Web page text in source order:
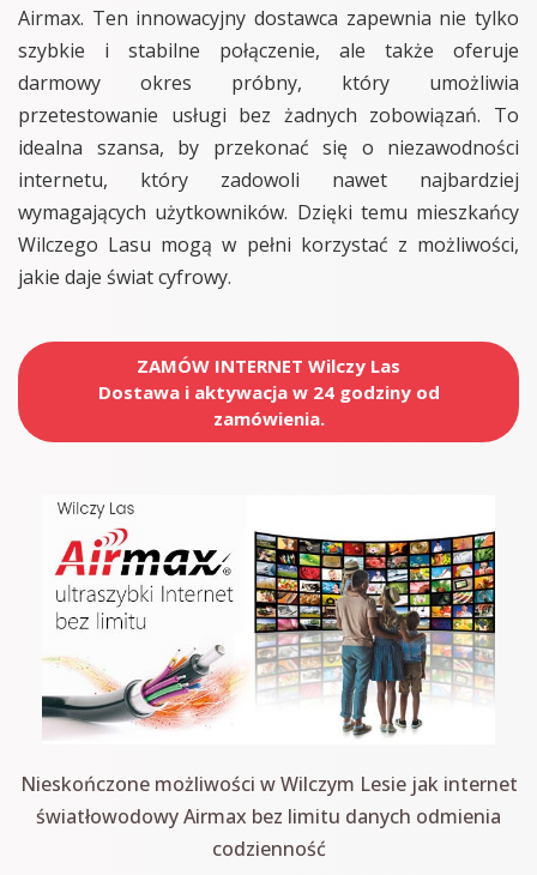
Airmax. Ten innowacyjny dostawca zapewnia nie tylko
szybkie i stabilne połączenie, ale także oferuje
darmowy okres próbny, który umożliwia
przetestowanie usługi bez żadnych zobowiązań. To
idealna szansa, by przekonać się o niezawodności
internetu, który zadowoli nawet najbardziej
wymagających użytkowników. Dzięki temu mieszkańcy
Wilczego Lasu mogą w pełni korzystać z możliwości,
jakie daje świat cyfrowy.
ZAMÓW INTERNET Wilczy Las
Dostawa i aktywacja w 24 godziny od
zamówienia.
Nieskończone możliwości w Wilczym Lesie jak internet
światłowodowy Airmax bez limitu danych odmienia
codzienność